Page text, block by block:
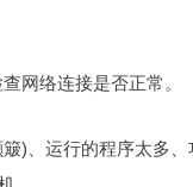
网络连接是否正常。
)、运行的程序太多、